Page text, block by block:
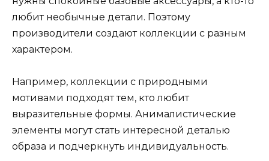
любит необычные детали. Поэтому
производители создают коллекции с разным
характером.
Например, коллекции с природными
мотивами подходят тем, кто любит
выразительные формы. Анималистические
элементы могут стать интересной деталью
образа и подчеркнуть индивидуальность.